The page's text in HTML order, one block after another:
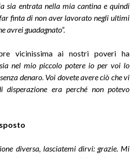
sia entrata nella mia cantina e quindi
finta di non aver lavorato negli ultimi
avrei guadagnato”.
vicinissima ai nostri poveri ha
sia nel mio piccolo potere io per voi lo
denaro. Voi dovete avere ciò che vi
era perché non potevo
diversa, lasciatemi dirvi: grazie. Mi